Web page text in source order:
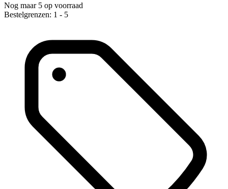
Nog maar 5 op voorraad
Bestelgrenzen: 1 - 5